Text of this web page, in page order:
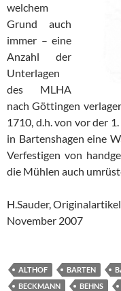
welchem
Grund auch
immer – eine
Anzahl der
Unterlagen
des MLHA
nach Göttingen
1710, d.h. von vor der
in Bartenshagen eine
Verfestigen von
die Mühlen auch
H.Sauder,
November 2007
ALTHOF BARTEN
BECKMANN
BEHNS